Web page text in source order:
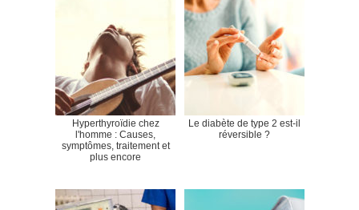
Hyperthyroïdie chez
l'homme : Causes,
symptômes, traitement et
plus encore
Le diabète de type 2 est-il
réversible ?